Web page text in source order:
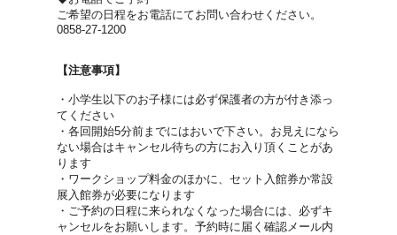
ご希望の日程をお電話にてお問い合わせください。
0858-27-1200
【注意事項】
・小学生以下のお子様には必ず保護者の方が付き添っ
てください
・各回開始5分前までにはおいで下さい。お見えになら
ない場合はキャンセル待ちの方にお入り頂くことがあ
ります
・ワークショップ料金のほかに、セット入館券か常設
展入館券が必要になります
・ご予約の日程に来られなくなった場合には、必ずキ
ャンセルをお願いします。予約時に届く確認メール内